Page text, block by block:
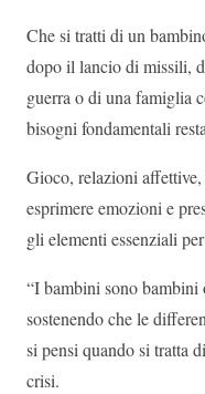
Che si tratti di un
dopo il lancio di missili,
guerra o di una famiglia
bisogni fondamentali
Gioco, relazioni
esprimere emozioni e
gli elementi essenziali
“I bambini sono bambini
sostenendo che le
si pensi quando si tratta
crisi.